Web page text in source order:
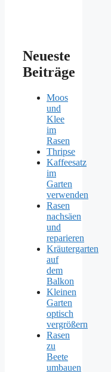
Neueste
Beiträge
Moos
und
Klee
im
Rasen
Thripse
Kaffeesatz
im
Garten
verwenden
Rasen
nachsäen
und
reparieren
Kräutergarten
auf
dem
Balkon
Kleinen
Garten
optisch
vergrößern
Rasen
zu
Beete
umbauen